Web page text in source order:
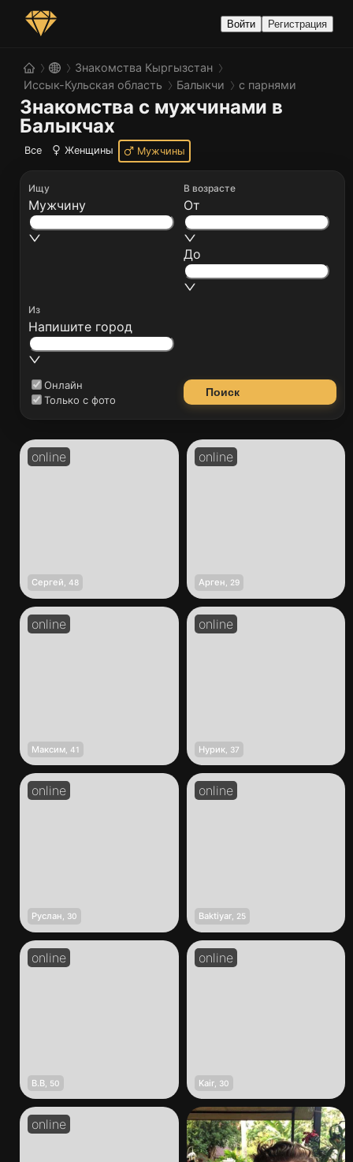
Войти Регистрация
Знакомства Кыргызстан
Иссык-Кульская область
Балыкчи с парнями
Знакомства с мужчинами в
Балыкчах
Все Женщины Мужчины
Ищу
Мужчину
Из
Напишите город
В возрасте
От
До
Онлайн
Только с фото
Поиск
Сергей 48 Арген 29
Максим 41 Нурик, 37
Руслан 30 Baktiyar, 25
В.В 50 Kair, 30